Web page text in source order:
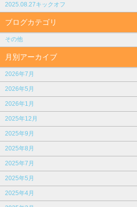
2025.08.27キックオフ
ブログカテゴリ
その他
月別アーカイブ
2026年7月
2026年5月
2026年1月
2025年12月
2025年9月
2025年8月
2025年7月
2025年5月
2025年4月